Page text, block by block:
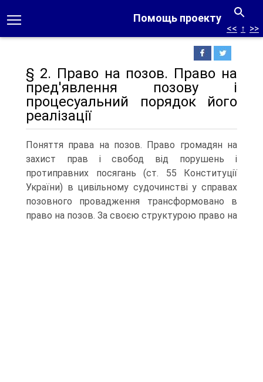
Помощь проекту
<< ↑ >>
§ 2. Право на позов. Право на
пред'явлення позову і
процесуальний порядок його
реалізації
Поняття права на позов. Право громадян на
захист прав і свобод від порушень і
протиправних посягань (ст. 55 Конституції
України) в цивільному судочинстві у справах
позовного провадження трансформовано в
право на позов. За своєю структурою право на